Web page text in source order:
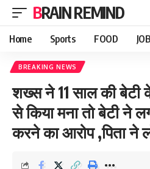
BRAIN REMIND
Home Sports FOOD
BREAKING NEWS
शख्स ने 11 साल की बेटी
से किया मना तो बेटी ने
करने का आरोप ,पिता ने